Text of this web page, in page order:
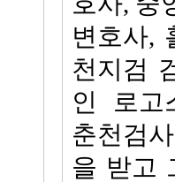
변호사,
천지검
인 로고
춘천검
을 받고